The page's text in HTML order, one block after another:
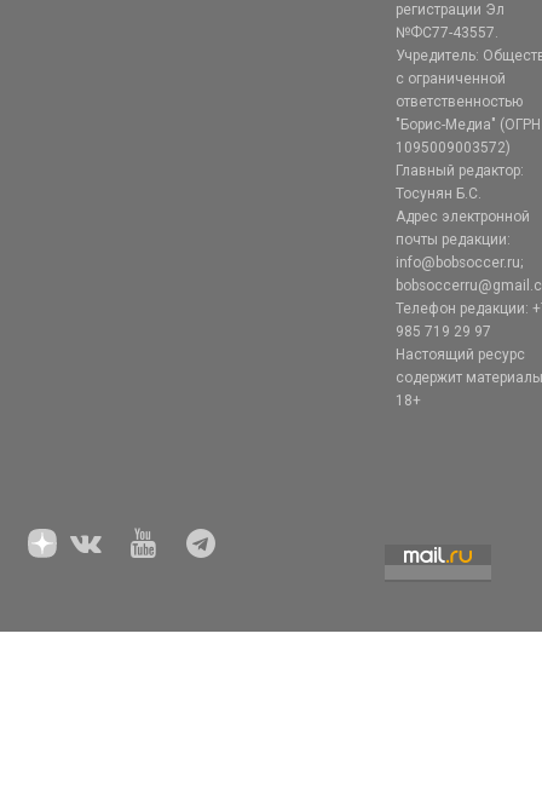
регистрации Эл
№ФС77-43557.
Учредитель:
с ограниченной
ответственностью
"Борис-Медиа" (ОГРН
1095009003572)
Главный редактор:
Тосунян Б.С.
Адрес электронной
почты редакции:
info@bobsoccer.ru;
Телефон редакции:
985 719 29 97
Настоящий ресурс
содержит
18+